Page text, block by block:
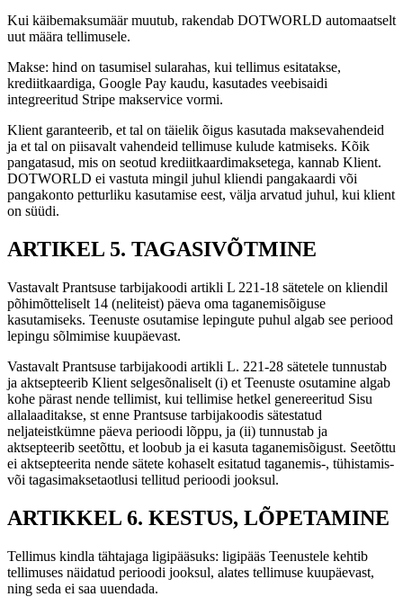
Kui käibemaksumäär muutub, rakendab DOTWORLD automaatselt
uut määra tellimusele.
Makse: hind on tasumisel sularahas, kui tellimus esitatakse,
krediitkaardiga, Google Pay kaudu, kasutades veebisaidi
integreeritud Stripe makservice vormi.
Klient garanteerib, et tal on täielik õigus kasutada maksevahendeid
ja et tal on piisavalt vahendeid tellimuse kulude katmiseks. Kõik
pangatasud, mis on seotud krediitkaardimaksetega, kannab Klient.
DOTWORLD ei vastuta mingil juhul kliendi pangakaardi või
pangakonto petturliku kasutamise eest, välja arvatud juhul, kui klient
on süüdi.
ARTIKEL 5. TAGASIVÕTMINE
Vastavalt Prantsuse tarbijakoodi artikli L 221-18 sätetele on kliendil
põhimõtteliselt 14 (neliteist) päeva oma taganemisõiguse
kasutamiseks. Teenuste osutamise lepingute puhul algab see periood
lepingu sõlmimise kuupäevast.
Vastavalt Prantsuse tarbijakoodi artikli L. 221-28 sätetele tunnustab
ja aktsepteerib Klient selgesõnaliselt (i) et Teenuste osutamine algab
kohe pärast nende tellimist, kui tellimise hetkel genereeritud Sisu
allalaaditakse, st enne Prantsuse tarbijakoodis sätestatud
neljateistkümne päeva perioodi lõppu, ja (ii) tunnustab ja
aktsepteerib seetõttu, et loobub ja ei kasuta taganemisõigust. Seetõttu
ei aktsepteerita nende sätete kohaselt esitatud taganemis-, tühistamis-
või tagasimaksetaotlusi tellitud perioodi jooksul.
ARTIKKEL 6. KESTUS, LÕPETAMINE
Tellimus kindla tähtajaga ligipääsuks: ligipääs Teenustele kehtib
tellimuses näidatud perioodi jooksul, alates tellimuse kuupäevast,
ning seda ei saa uuendada.